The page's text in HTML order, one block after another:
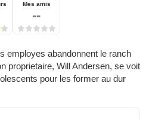
Mes amis
--
employes abandonnent le ranch
proprietaire, Will Andersen, se voit
pour les former au dur